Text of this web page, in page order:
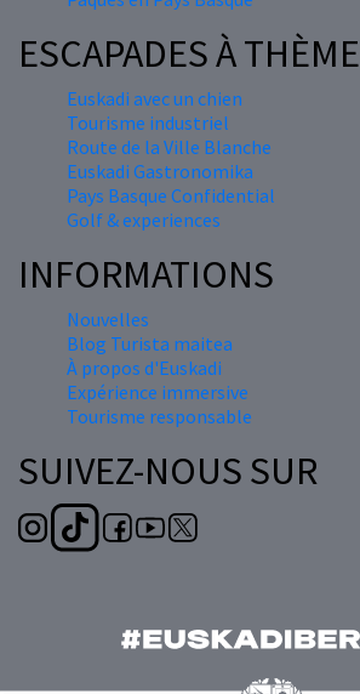
ESCAPADES À THÈME
Euskadi avec un chien
Tourisme industriel
Route de la Ville Blanche
Euskadi Gastronomika
Pays Basque Confidential
Golf & experiences
INFORMATIONS
Nouvelles
Blog Turista maitea
À propos d'Euskadi
Expérience immersive
Tourisme responsable
SUIVEZ-NOUS SUR